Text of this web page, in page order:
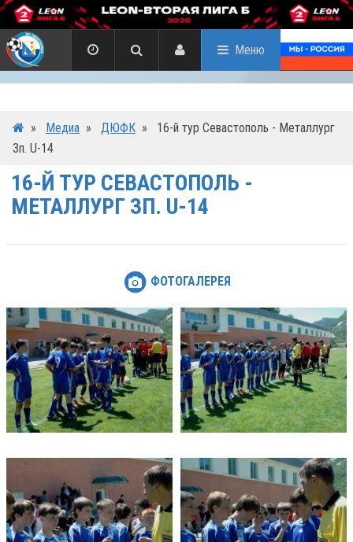
Меню
» Медиа » ДЮФК »
16-й тур Севастополь - Металлург
Зп. U-14
16-Й ТУР СЕВАСТОПОЛЬ -
МЕТАЛЛУРГ ЗП. U-14
ФОТОГАЛЕРЕЯ